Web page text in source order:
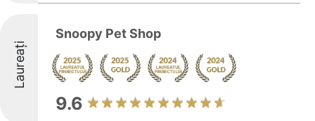
Laureați
Snoopy Pet Shop
9.6